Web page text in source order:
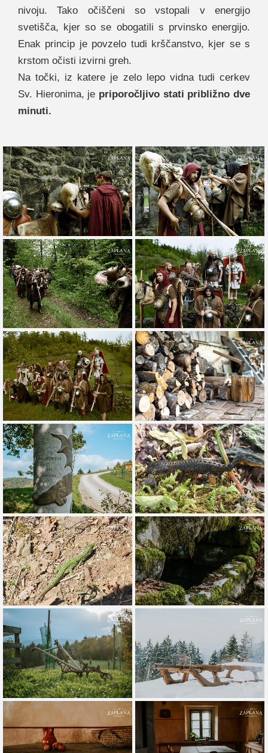
nivoju. Tako očiščeni so vstopali v energijo
svetišča, kjer so se obogatili s prvinsko energijo.
Enak princip je povzelo tudi krščanstvo, kjer se s
krstom očisti izvirni greh.
Na točki, iz katere je zelo lepo vidna tudi cerkev
Sv. Hieronima, je priporočljivo stati približno dve
minuti.